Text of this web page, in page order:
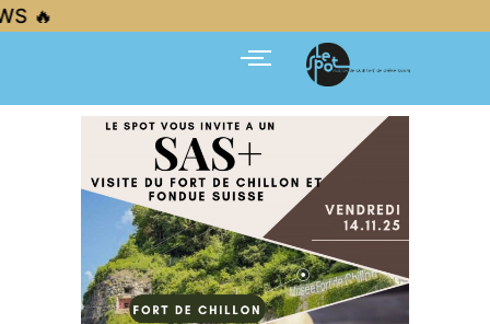
إلى
🔥 FRESH NEWS — FRESH NEWS — FRESH NEWS — FRESH NEWS 🔥